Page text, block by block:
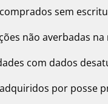
sem
não averbadas
com dados
por posse